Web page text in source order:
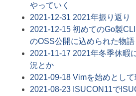
やっていく
2021-12-31 2021年振り返り
2021-12-15 初めてのGo製
のOSS公開に込められた物語
2021-11-17 2021年冬季休暇
況とか
2021-09-18 Vimを始めとし
2021-08-23 ISUCON11で